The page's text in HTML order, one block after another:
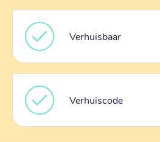
Verhuisbaar
Verhuiscode